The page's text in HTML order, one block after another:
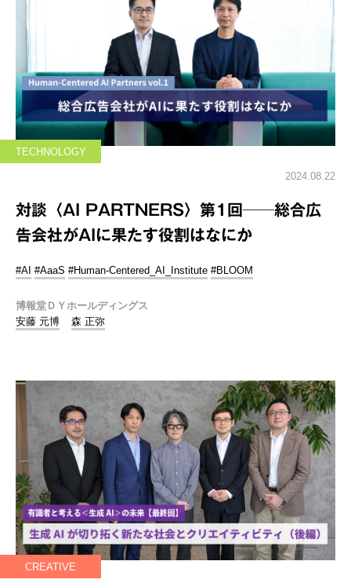
TECHNOLOGY
2024.08.22
対談〈AI PARTNERS〉第1回──総合広
告会社がAIに果たす役割はなにか
#AI #AaaS #Human-Centered_AI_Institute #BLOOM
博報堂ＤＹホールディングス
安藤 元博
森 正弥
CREATIVE